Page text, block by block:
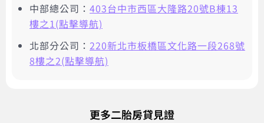
中部總公司： 403台中市西區大隆路20號B棟13
樓之1(點擊導航)
北部分公司： 220新北市板橋區文化路一段268號
8樓之2(點擊導航)
更多二胎房貸見證